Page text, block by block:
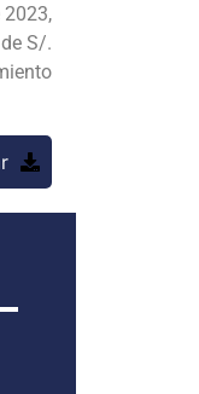
S/.